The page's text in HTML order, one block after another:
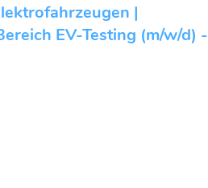
|
EV-Testing (m/w/d) -